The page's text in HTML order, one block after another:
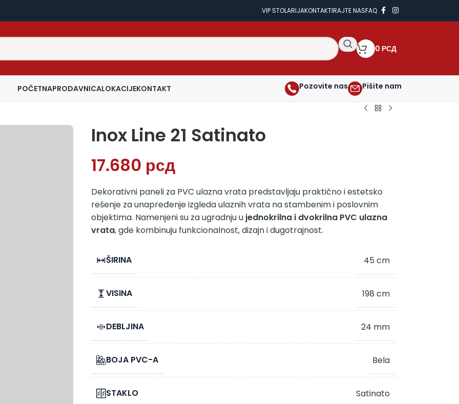
VIP STOLARIJAKONTAKTIRAJTE NASFAQ
0 РСД
POČETNAPRODAVNICALOKACIJEKONTAKT Pozovite nas Pišite nam
Inox Line 21 Satinato
17.680 рсд
Dekorativni paneli za PVC ulazna vrata predstavljaju praktično i estetsko
rešenje za unapređenje izgleda ulaznih vrata na stambenim i poslovnim
objektima. Namenjeni su za ugradnju u jednokrilna i dvokrilna PVC ulazna
vrata, gde kombinuju funkcionalnost, dizajn i dugotrajnost.
ŠIRINA 45 cm
VISINA 198 cm
DEBLJINA 24 mm
BOJA PVC-A Bela
STAKLO Satinato